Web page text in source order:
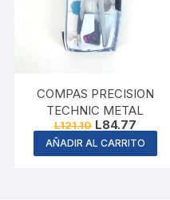
COMPAS PRECISION
TECHNIC METAL
L121.10 Original
price
was:
L121.10.
L84.77Current
price
is:
L84.77.
AÑADIR AL CARRITO